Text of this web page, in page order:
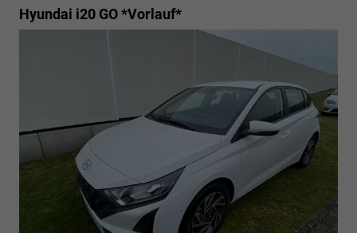
Hyundai i20 GO *Vorlauf*